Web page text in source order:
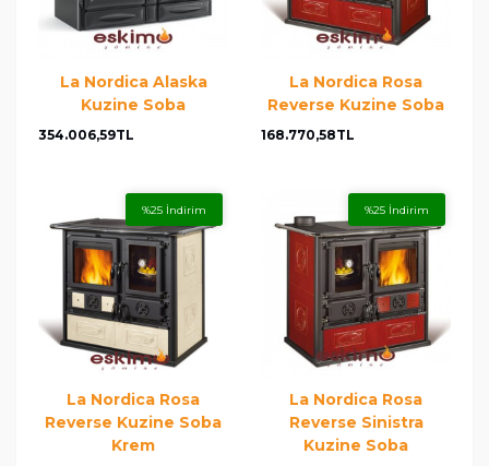
La Nordica Alaska
Kuzine Soba
354.006,59TL
La Nordica Rosa
Reverse Kuzine Soba
168.770,58TL
%25 İndirim
La Nordica Rosa
Reverse Kuzine Soba
Krem
%25 İndirim
La Nordica Rosa
Reverse Sinistra
Kuzine Soba